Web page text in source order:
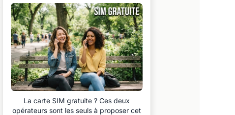
La carte SIM gratuite ? Ces deux
opérateurs sont les seuls à proposer cet